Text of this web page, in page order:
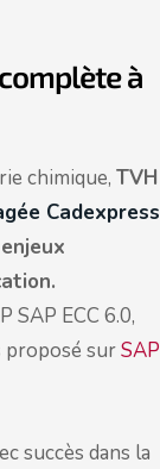
à
chimique, TVH
Cadexpress
SAP ECC 6.0,
proposé surSAP
succès dans la